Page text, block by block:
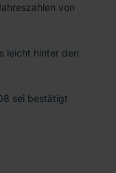
von
leicht hinter den
sei bestätigt